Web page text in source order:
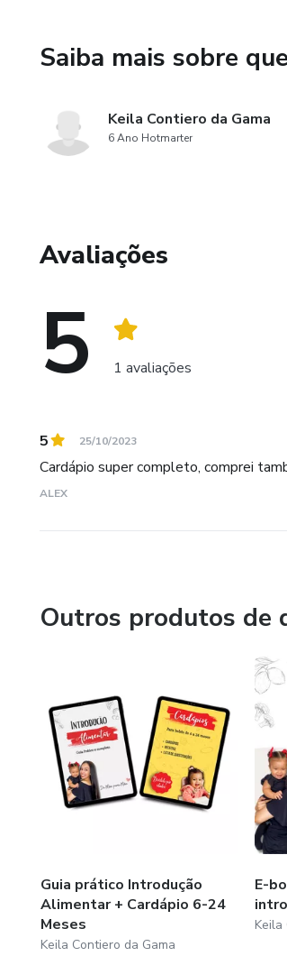
Saiba mais sobre
Keila Contiero da Gama
6 Ano Hotmarter
Avaliações
5 1 avaliações
5 25/10/2023
Cardápio super completo, comprei
ALEX
Outros produtos de
Guia prático Introdução
Alimentar + Cardápio 6-24
Meses
Keila Contiero da Gama
E-
Keila